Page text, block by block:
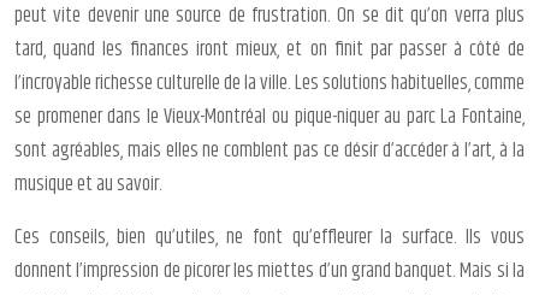
peut vite devenir une source de frustration. On se dit qu’on verra plus
tard, quand les finances iront mieux, et on finit par passer à côté de
l’incroyable richesse culturelle de la ville. Les solutions habituelles, comme
se promener dans le Vieux-Montréal ou pique-niquer au parc La Fontaine,
sont agréables, mais elles ne comblent pas ce désir d’accéder à l’art, à la
musique et au savoir.
Ces conseils, bien qu’utiles, ne font qu’effleurer la surface. Ils vous
donnent l’impression de picorer les miettes d’un grand banquet. Mais si la